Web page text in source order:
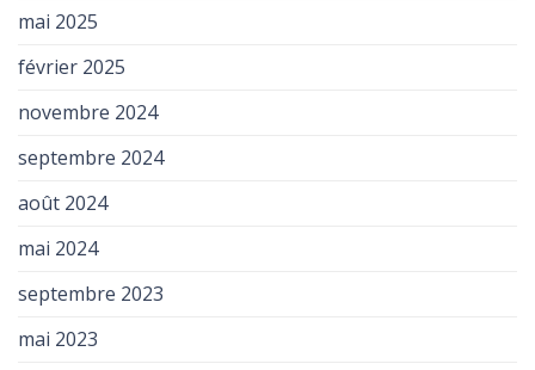
mai 2025
février 2025
novembre 2024
septembre 2024
août 2024
mai 2024
septembre 2023
mai 2023